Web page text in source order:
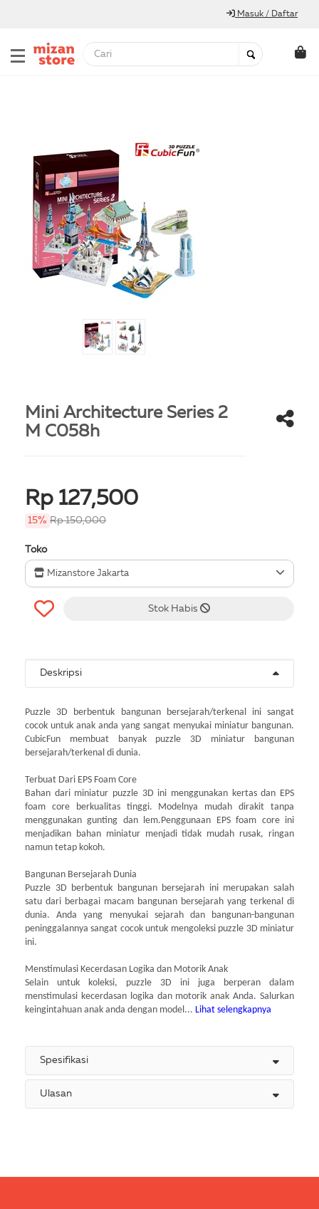
Masuk / Daftar
Mini Architecture Series 2
M C058h
Rp 127,500
15% Rp 150,000
Toko
Mizanstore Jakarta
Stok Habis
Deskripsi
Puzzle 3D berbentuk bangunan bersejarah/terkenal ini sangat
cocok untuk anak anda yang sangat menyukai miniatur bangunan.
CubicFun membuat banyak puzzle 3D miniatur bangunan
bersejarah/terkenal di dunia.
Terbuat Dari EPS Foam Core
Bahan dari miniatur puzzle 3D ini menggunakan kertas dan EPS
foam core berkualitas tinggi. Modelnya mudah dirakit tanpa
menggunakan gunting dan lem.Penggunaan EPS foam core ini
menjadikan bahan miniatur menjadi tidak mudah rusak, ringan
namun tetap kokoh.
Bangunan Bersejarah Dunia
Puzzle 3D berbentuk bangunan bersejarah ini merupakan salah
satu dari berbagai macam bangunan bersejarah yang terkenal di
dunia. Anda yang menyukai sejarah dan bangunan-bangunan
peninggalannya sangat cocok untuk mengoleksi puzzle 3D miniatur
ini.
Menstimulasi Kecerdasan Logika dan Motorik Anak
Selain untuk koleksi, puzzle 3D ini juga berperan dalam
menstimulasi kecerdasan logika dan motorik anak Anda. Salurkan
keingintahuan anak anda dengan model... Lihat selengkapnya
Spesifikasi
Ulasan